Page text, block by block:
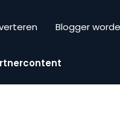
Blogger